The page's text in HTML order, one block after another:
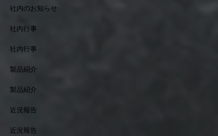
社内のお知らせ
社内行事
社内行事
製品紹介
製品紹介
近況報告
近況報告